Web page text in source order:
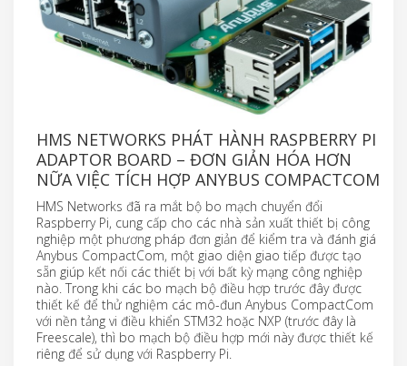
HMS NETWORKS PHÁT HÀNH RASPBERRY PI
ADAPTOR BOARD – ĐƠN GIẢN HÓA HƠN
NỮA VIỆC TÍCH HỢP ANYBUS COMPACTCOM
HMS Networks đã ra mắt bộ bo mạch chuyển đổi
Raspberry Pi, cung cấp cho các nhà sản xuất thiết bị công
nghiệp một phương pháp đơn giản để kiểm tra và đánh giá
Anybus CompactCom, một giao diện giao tiếp được tạo
sẵn giúp kết nối các thiết bị với bất kỳ mạng công nghiệp
nào. Trong khi các bo mạch bộ điều hợp trước đây được
thiết kế để thử nghiệm các mô-đun Anybus CompactCom
với nền tảng vi điều khiển STM32 hoặc NXP (trước đây là
Freescale), thì bo mạch bộ điều hợp mới này được thiết kế
riêng để sử dụng với Raspberry Pi.